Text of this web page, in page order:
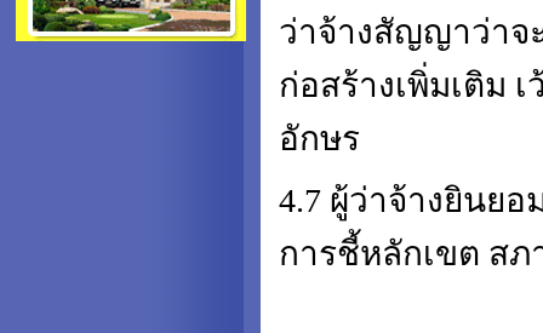
ว่าจ้างสัญญาว่าจ
ก่อสร้างเพิ่มเติม
อักษร
4.7 ผู้ว่าจ้างยินย
การชี้หลักเขต ส